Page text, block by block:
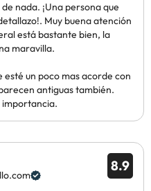
nada. ¡Una persona que
Muy buena atención
está bastante bien, la
maravilla.
un poco mas acorde con
antiguas también.
importancia.
8.9